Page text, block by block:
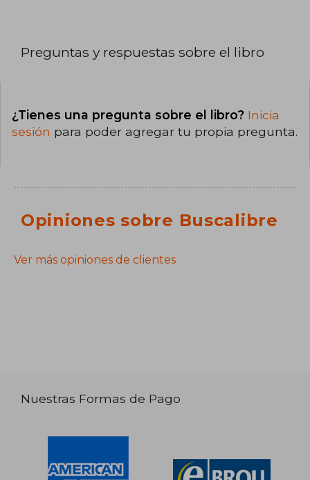
Preguntas y respuestas sobre el libro
¿Tienes una pregunta sobre el libro? Inicia
sesión para poder agregar tu propia pregunta.
Opiniones sobre Buscalibre
Ver más opiniones de clientes
Nuestras Formas de Pago